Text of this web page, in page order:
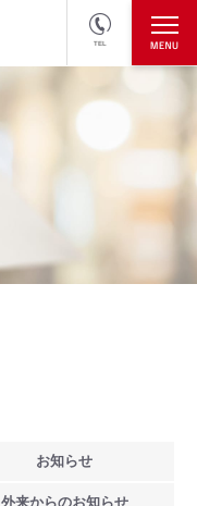
TEL
お知らせ
外来からのお知らせ